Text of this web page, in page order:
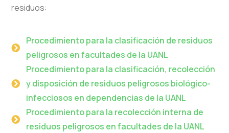
residuos:
Procedimiento para la clasificación de residuos
peligrosos en facultades de la UANL
Procedimiento para la clasificación, recolección
y disposición de residuos peligrosos biológico-
infecciosos en dependencias de la UANL
Procedimiento para la recolección interna de
residuos peligrosos en facultades de la UANL